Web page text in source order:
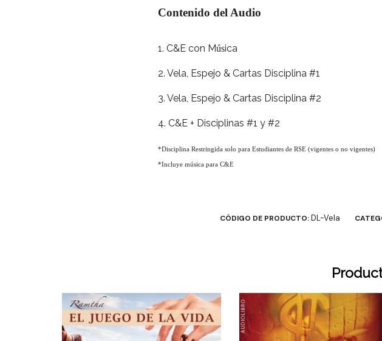
Contenido del Audio
1. C&E con Música
2. Vela, Espejo & Cartas Disciplina #1
3. Vela, Espejo & Cartas Disciplina #2
4. C&E + Disciplinas #1 y #2
*Disciplina Restringida solo para Estudiantes de RSE (vigentes o no vigentes)
*Incluye música para C&E
CÓDIGO DE PRODUCTO:DL-Vela